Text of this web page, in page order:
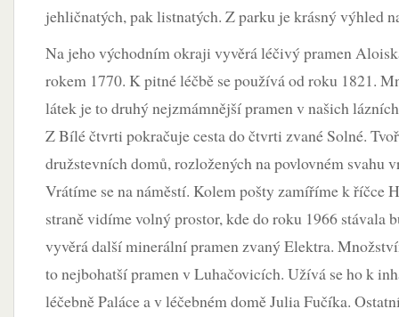
jehličnatých, pak listnatých. Z parku je krásný výhled
Na jeho východním okraji vyvěrá léčivý pramen
rokem 1770. K pitné léčbě se používá od roku 1821.
látek je to druhý nejzmámnější pramen v našich
Z Bílé čtvrti pokračuje cesta do čtvrti zvané Solné.
družstevních domů, rozložených na povlovném svahu
Vrátíme se na náměstí. Kolem pošty zamíříme k říčce
straně vidíme volný prostor, kde do roku 1966 stávala
vyvěrá další minerální pramen zvaný Elektra.
to nejbohatší pramen v Luhačovicích. Užívá se ho k
léčebně Paláce a v léčebném domě Julia Fučíka.